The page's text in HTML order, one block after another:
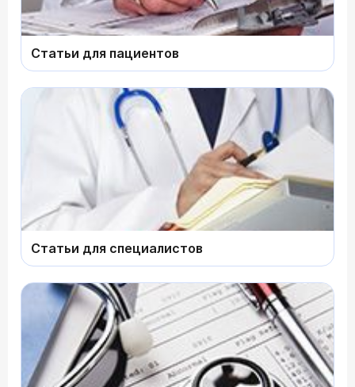
Статьи для пациентов
Статьи для специалистов